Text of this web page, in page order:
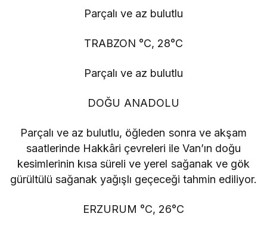
Parçalı ve az bulutlu
TRABZON °C, 28°C
Parçalı ve az bulutlu
DOĞU ANADOLU
Parçalı ve az bulutlu, öğleden sonra ve akşam
saatlerinde Hakkâri çevreleri ile Van’ın doğu
kesimlerinin kısa süreli ve yerel sağanak ve gök
gürültülü sağanak yağışlı geçeceği tahmin ediliyor.
ERZURUM °C, 26°C